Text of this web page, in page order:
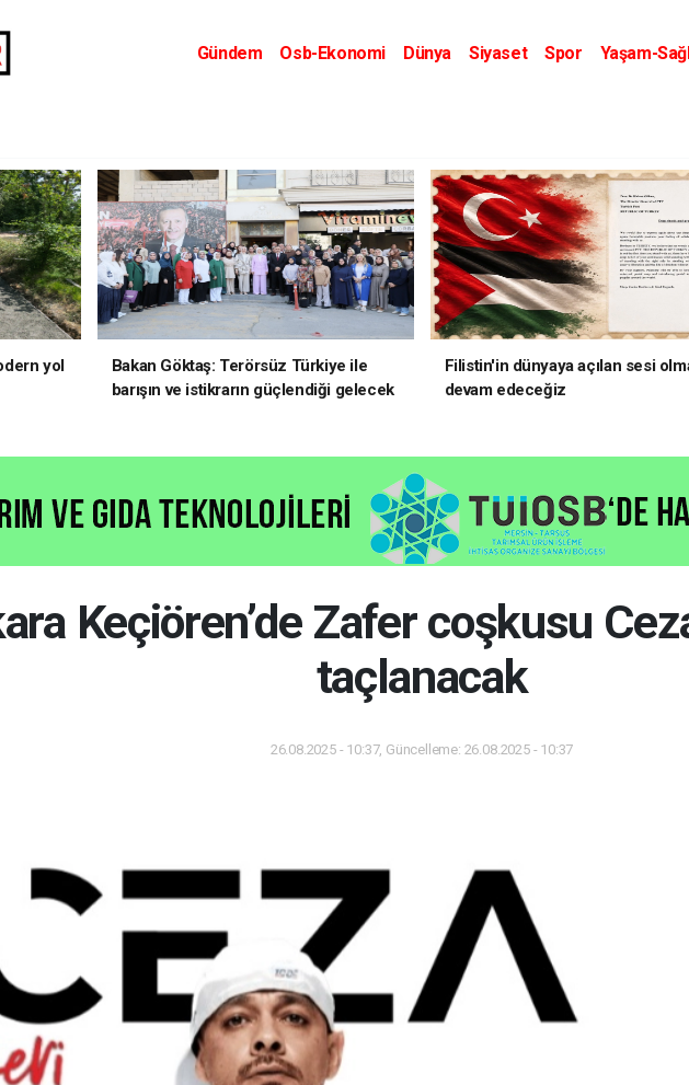
Gündem Osb-Ekonomi Dünya Siyaset Spor Yaşam-
yol
Bakan Göktaş: Terörsüz Türkiye ile
barışın ve istikrarın güçlendiği gelecek
Filistin'in dünyaya açılan sesi
devam edeceğiz
Keçiören’de Zafer coşkusu
taçlanacak
26.08.2025 - 10:37, Güncelleme: 26.08.2025 - 10:37